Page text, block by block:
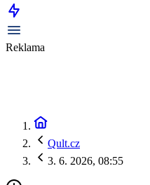
Reklama
Qult.cz
3. 6. 2026, 08:55